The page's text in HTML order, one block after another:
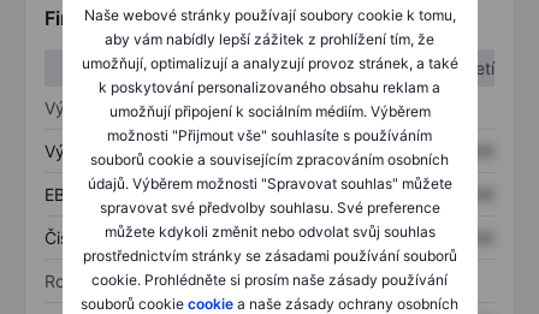
Naše webové stránky používají soubory cookie k tomu,
aby vám nabídly lepší zážitek z prohlížení tím, že
umožňují, optimalizují a analyzují provoz stránek, a také
k poskytování personalizovaného obsahu reklam a
umožňují připojení k sociálním médiím. Výběrem
možnosti "Přijmout vše" souhlasíte s používáním
souborů cookie a souvisejícím zpracováním osobních
údajů. Výběrem možnosti "Spravovat souhlas" můžete
spravovat své předvolby souhlasu. Své preference
můžete kdykoli změnit nebo odvolat svůj souhlas
prostřednictvím stránky se zásadami používání souborů
cookie. Prohlédněte si prosím naše zásady používání
souborů cookie cookie a naše zásady ochrany osobních
Finanční informace
1. čtvrtletí
2. čtvrtletí
Výkaz zisku a ztráty
Výnos XXXXXXX XXXXXXX
EBITDA XXXXXXX XXXXXXX
Čistý příjem XXXXXXX XXXXXXX
Rozvaha